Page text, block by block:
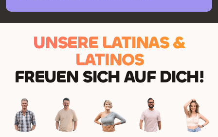
UNSERE LATINAS &
LATINOS
FREUEN SICH AUF DICH!